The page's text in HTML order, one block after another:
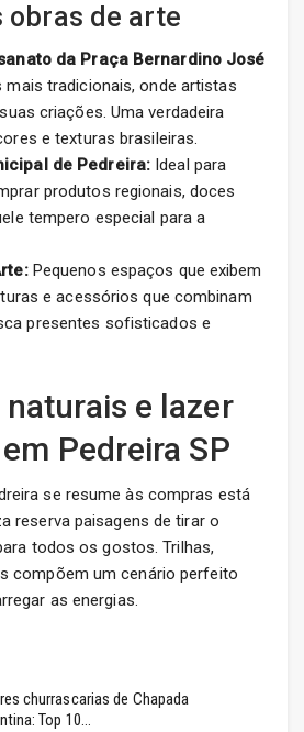
obras de arte
da Praça Bernardino José
mais tradicionais, onde artistas
criações. Uma verdadeira
e texturas brasileiras.
de Pedreira: Ideal para
produtos regionais, doces
tempero especial para a
Pequenos espaços que exibem
e acessórios que combinam
presentes sofisticados e
e lazer
Pedreira SP
se resume às compras está
reserva paisagens de tirar o
todos os gostos. Trilhas,
compõem um cenário perfeito
as energias.
churrascarias de Chapada
Top 10…